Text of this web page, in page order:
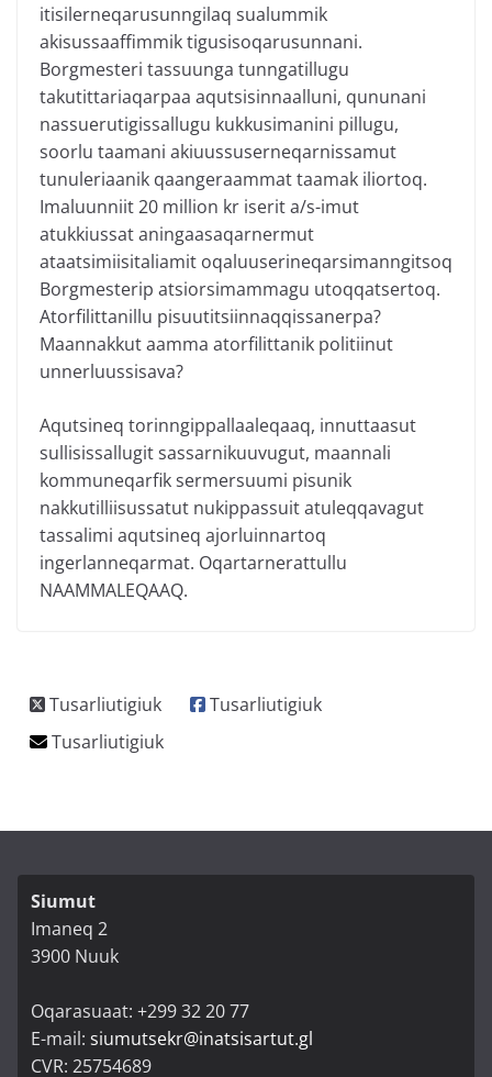
itisilerneqarusunngilaq sualummik
akisussaaffimmik tigusisoqarusunnani.
Borgmesteri tassuunga tunngatillugu
takutittariaqarpaa aqutsisinnaalluni, qununani
nassuerutigissallugu kukkusimanini pillugu,
soorlu taamani akiuussuserneqarnissamut
tunuleriaanik qaangeraammat taamak iliortoq.
Imaluunniit 20 million kr iserit a/s-imut
atukkiussat aningaasaqarnermut
ataatsimiisitaliamit oqaluuserineqarsimanngitsoq
Borgmesterip atsiorsimammagu utoqqatsertoq.
Atorfilittanillu pisuutitsiinnaqqissanerpa?
Maannakkut aamma atorfilittanik politiinut
unnerluussisava?
Aqutsineq torinngippallaaleqaaq, innuttaasut
sullisissallugit sassarnikuuvugut, maannali
kommuneqarfik sermersuumi pisunik
nakkutilliisussatut nukippassuit atuleqqavagut
tassalimi aqutsineq ajorluinnartoq
ingerlanneqarmat. Oqartarnerattullu
NAAMMALEQAAQ.
Siumut
Imaneq 2
3900 Nuuk
Oqarasuaat: +299 32 20 77
E-mail: siumutsekr@inatsisartut.gl
CVR: 25754689